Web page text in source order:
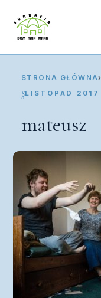
STRONA GŁÓWNA›
LISTOPAD 2017
mateusz